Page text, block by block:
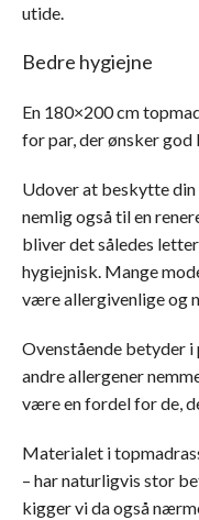
utide.
Bedre hygiejne
En 180×200 cm
for par, der ønsker god
Udover at beskytte
nemlig også til en
bliver det således
hygiejnisk. Mange
være allergivenlige og
Ovenstående betyder
andre allergener
være en fordel for de,
Materialet i
– har naturligvis stor
kigger vi da også